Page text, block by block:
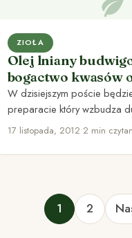
ZIOŁA
Olej lniany
bogactwo kwasów
W dzisiejszym poście
preparacie który wzbudza
zainteresowanych osób. Olej
17 listopada, 2012•2 min
1 2